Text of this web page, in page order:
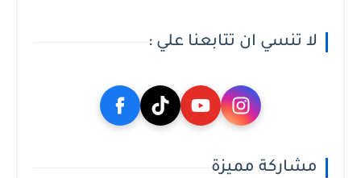
لا تنسي ان تتابعنا علي :
مشاركة مميزة